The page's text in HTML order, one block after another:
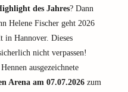
des Jahres? Dann
Helene Fischer geht 2026
in Hannover. Dieses
nicht verpassen!
ausgezeichnete
Arena am 07.07.2026 zum